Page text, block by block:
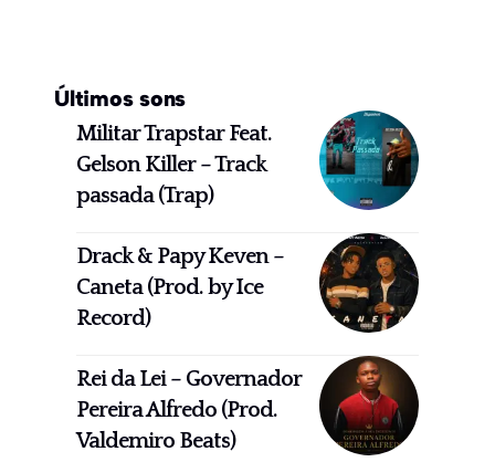
Últimos sons
Militar Trapstar Feat.
Gelson Killer – Track
passada (Trap)
Drack & Papy Keven –
Caneta (Prod. by Ice
Record)
Rei da Lei – Governador
Pereira Alfredo (Prod.
Valdemiro Beats)